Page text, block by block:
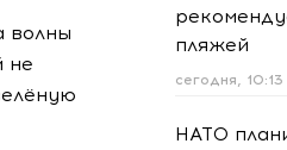
волны
не
пляжей
сегодня, 10:13
НАТО